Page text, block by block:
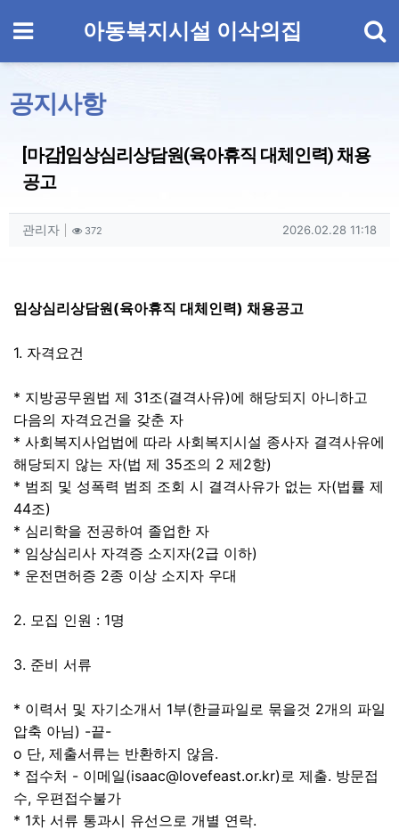
메뉴 아동복지시설 이삭의집
공지사항
[마감]임상심리상담원(육아휴직 대체인력) 채용
공고
작성자 정보
관리자 작성372조회 작성일
2026.02.28 11:18
본문
임상심리상담원(육아휴직 대체인력) 채용공고
1. 자격요건
* 지방공무원법 제 31조(결격사유)에 해당되지 아니하고
다음의 자격요건을 갖춘 자
* 사회복지사업법에 따라 사회복지시설 종사자 결격사유에
해당되지 않는 자(법 제 35조의 2 제2항)
* 범죄 및 성폭력 범죄 조회 시 결격사유가 없는 자(법률 제
44조)
* 심리학을 전공하여 졸업한 자
* 임상심리사 자격증 소지자(2급 이하)
* 운전면허증 2종 이상 소지자 우대
2. 모집 인원 : 1명
3. 준비 서류
* 이력서 및 자기소개서 1부(한글파일로 묶을것 2개의 파일
압축 아님) -끝-
o 단, 제출서류는 반환하지 않음.
* 접수처 - 이메일(isaac@lovefeast.or.kr)로 제출. 방문접
수, 우편접수불가
* 1차 서류 통과시 유선으로 개별 연락.